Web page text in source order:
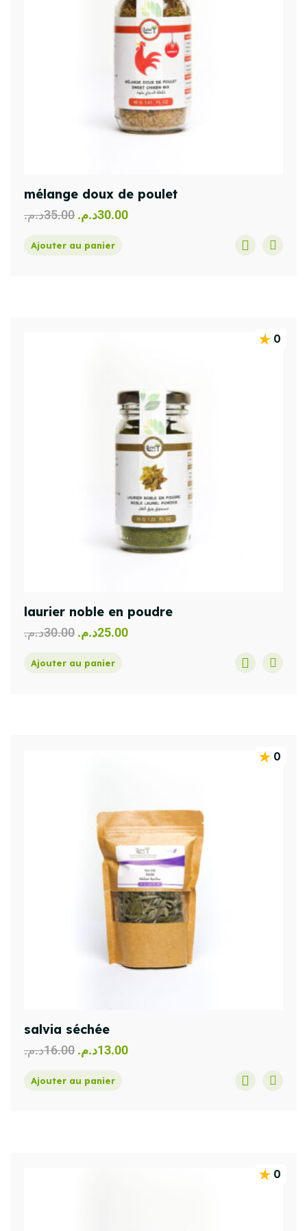
mélange doux de poulet
35.00د.م. 30.00د.م.
Ajouter au panier
0
laurier noble en poudre
30.00د.م. 25.00د.م.
Ajouter au panier
0
salvia séchée
16.00د.م. 13.00د.م.
Ajouter au panier
0